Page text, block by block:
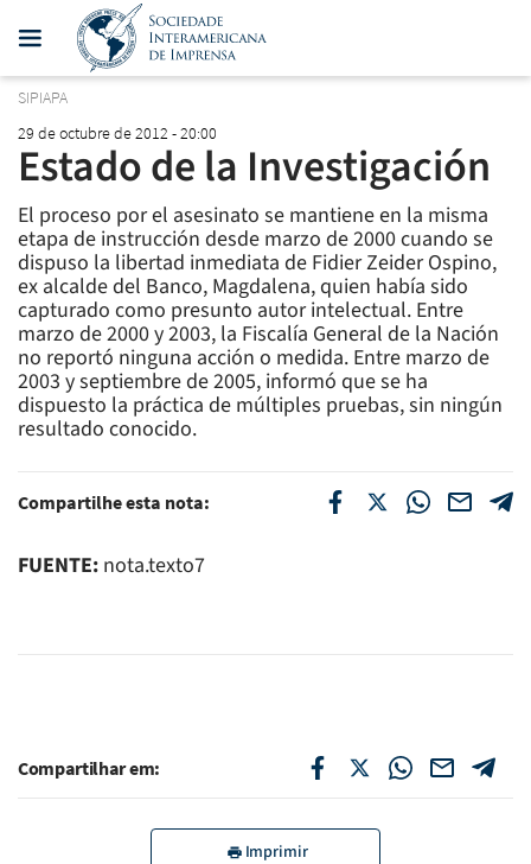
SIPIAPA
29 de octubre de 2012 - 20:00
Estado de la Investigación
El proceso por el asesinato se mantiene en la misma
etapa de instrucción desde marzo de 2000 cuando se
dispuso la libertad inmediata de Fidier Zeider Ospino,
ex alcalde del Banco, Magdalena, quien había sido
capturado como presunto autor intelectual. Entre
marzo de 2000 y 2003, la Fiscalía General de la Nación
no reportó ninguna acción o medida. Entre marzo de
2003 y septiembre de 2005, informó que se ha
dispuesto la práctica de múltiples pruebas, sin ningún
resultado conocido.
Compartilhe esta nota:
FUENTE: nota.texto7
Compartilhar em:
Imprimir